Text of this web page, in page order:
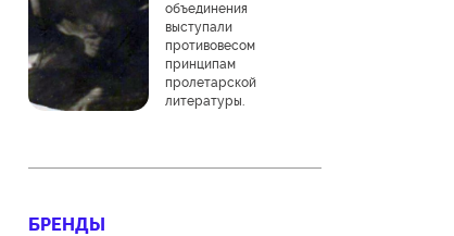
объединения
выступали
противовесом
принципам
пролетарской
литературы.
БРЕНДЫ